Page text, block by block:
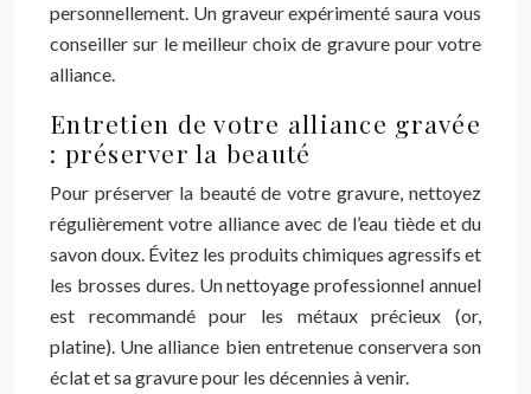
personnellement. Un graveur expérimenté saura vous
conseiller sur le meilleur choix de gravure pour votre
alliance.
Entretien de votre alliance gravée
: préserver la beauté
Pour préserver la beauté de votre gravure, nettoyez
régulièrement votre alliance avec de l’eau tiède et du
savon doux. Évitez les produits chimiques agressifs et
les brosses dures. Un nettoyage professionnel annuel
est recommandé pour les métaux précieux (or,
platine). Une alliance bien entretenue conservera son
éclat et sa gravure pour les décennies à venir.